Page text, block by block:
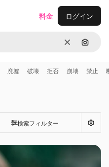
消去 画像で
料金 ログイン
廃墟 破壊 拒否 崩壊 禁止
検索フィルター